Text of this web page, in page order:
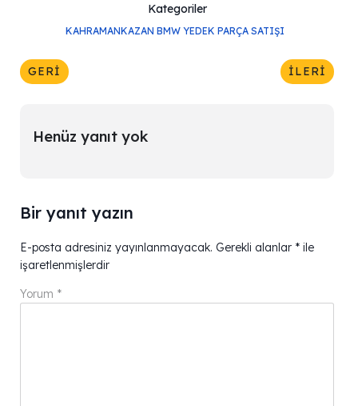
Kategoriler
KAHRAMANKAZAN BMW YEDEK PARÇA SATIŞI
GERI İLERI
Henüz yanıt yok
Bir yanıt yazın
E-posta adresiniz yayınlanmayacak. Gerekli alanlar * ile
işaretlenmişlerdir
Yorum *